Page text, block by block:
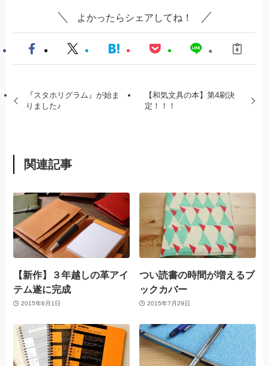
よかったらシェアしてね！
『スタホリグラム』が始ま
りました♪
【和気文具の本】第4刷決
定！！！
関連記事
【新作】３年越しの革アイ
テム遂に完成
2015年6月1日
つい読書の時間が増えるブ
ックカバー
2015年7月29日